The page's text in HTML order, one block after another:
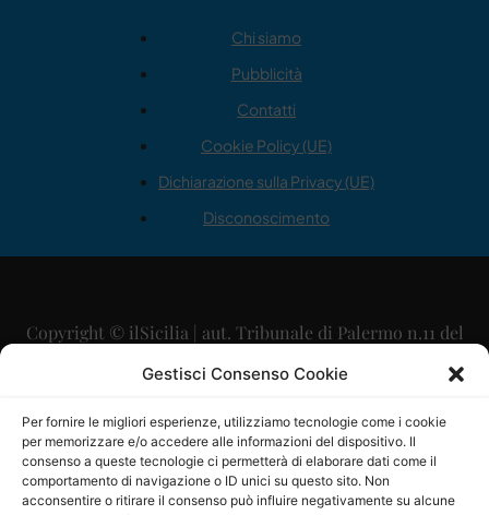
Gestisci Consenso Cookie
Per fornire le migliori esperienze, utilizziamo tecnologie come i cookie
per memorizzare e/o accedere alle informazioni del dispositivo. Il
consenso a queste tecnologie ci permetterà di elaborare dati come il
comportamento di navigazione o ID unici su questo sito. Non
acconsentire o ritirare il consenso può influire negativamente su alcune
Chi siamo
Pubblicità
Contatti
Cookie Policy (UE)
Dichiarazione sulla Privacy (UE)
Disconoscimento
Copyright © ilSicilia | aut. Tribunale di Palermo n.11 del
29/09/2015
Direttore Editoriale: Maurizio Scaglione
Direttore Responsabile: Maria Calabrese